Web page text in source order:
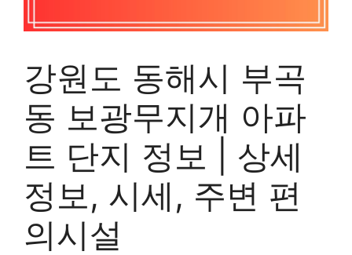
강원도 동해시 부곡
동 보광무지개 아파
트 단지 정보 | 상세
정보, 시세, 주변 편
의시설